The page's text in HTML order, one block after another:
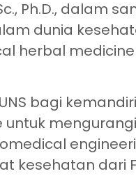
Ph.D., dalam
dunia
herbal
bagi
dari